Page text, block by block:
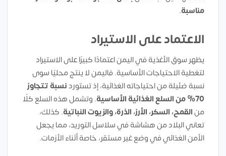
مناسبة.
الاعتماد على الاستيراد
يظهر سوق الأغذية في اليمن اعتمادًا كبيرًا على الاستيراد
لتغطية الاحتياجات الأساسية. فاليمن لا ينتج محليًا سوى
نسبة ضئيلة من احتياجاته الغذائية، إذ تستوردنسبة تتجاوز
70% من السلع الغذائية الأساسية
. وتشمل هذه السلع كلًا
منالقمح، السكر، الأرز، الذرة، والزيوت النباتية. كذلك،
تعاني البلاد من هشاشة في سلاسل التوريد، مما يجعل
الأمن الغذائي في وضع غير مستقر، خاصة أثناء الأزمات.